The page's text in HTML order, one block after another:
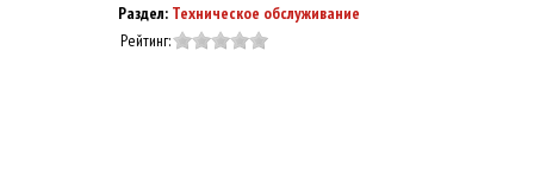
Раздел: Техническое обслуживание
Рейтинг: